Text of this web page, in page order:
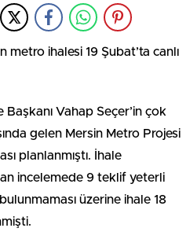
metro ihalesi 19 Şubat’ta canlı
Vahap Seçer’in çok
gelen Mersin Metro Projesi
planlanmıştı. İhale
incelemede 9 teklif yeterli
üzerine ihale 18